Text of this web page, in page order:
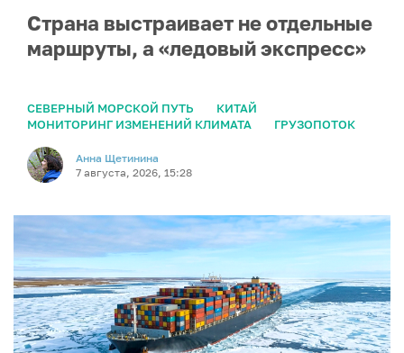
Страна выстраивает не отдельные
маршруты, а «ледовый экспресс»
СЕВЕРНЫЙ МОРСКОЙ ПУТЬ
КИТАЙ
МОНИТОРИНГ ИЗМЕНЕНИЙ КЛИМАТА
ГРУЗОПОТОК
Анна Щетинина
7 августа, 2026, 15:28